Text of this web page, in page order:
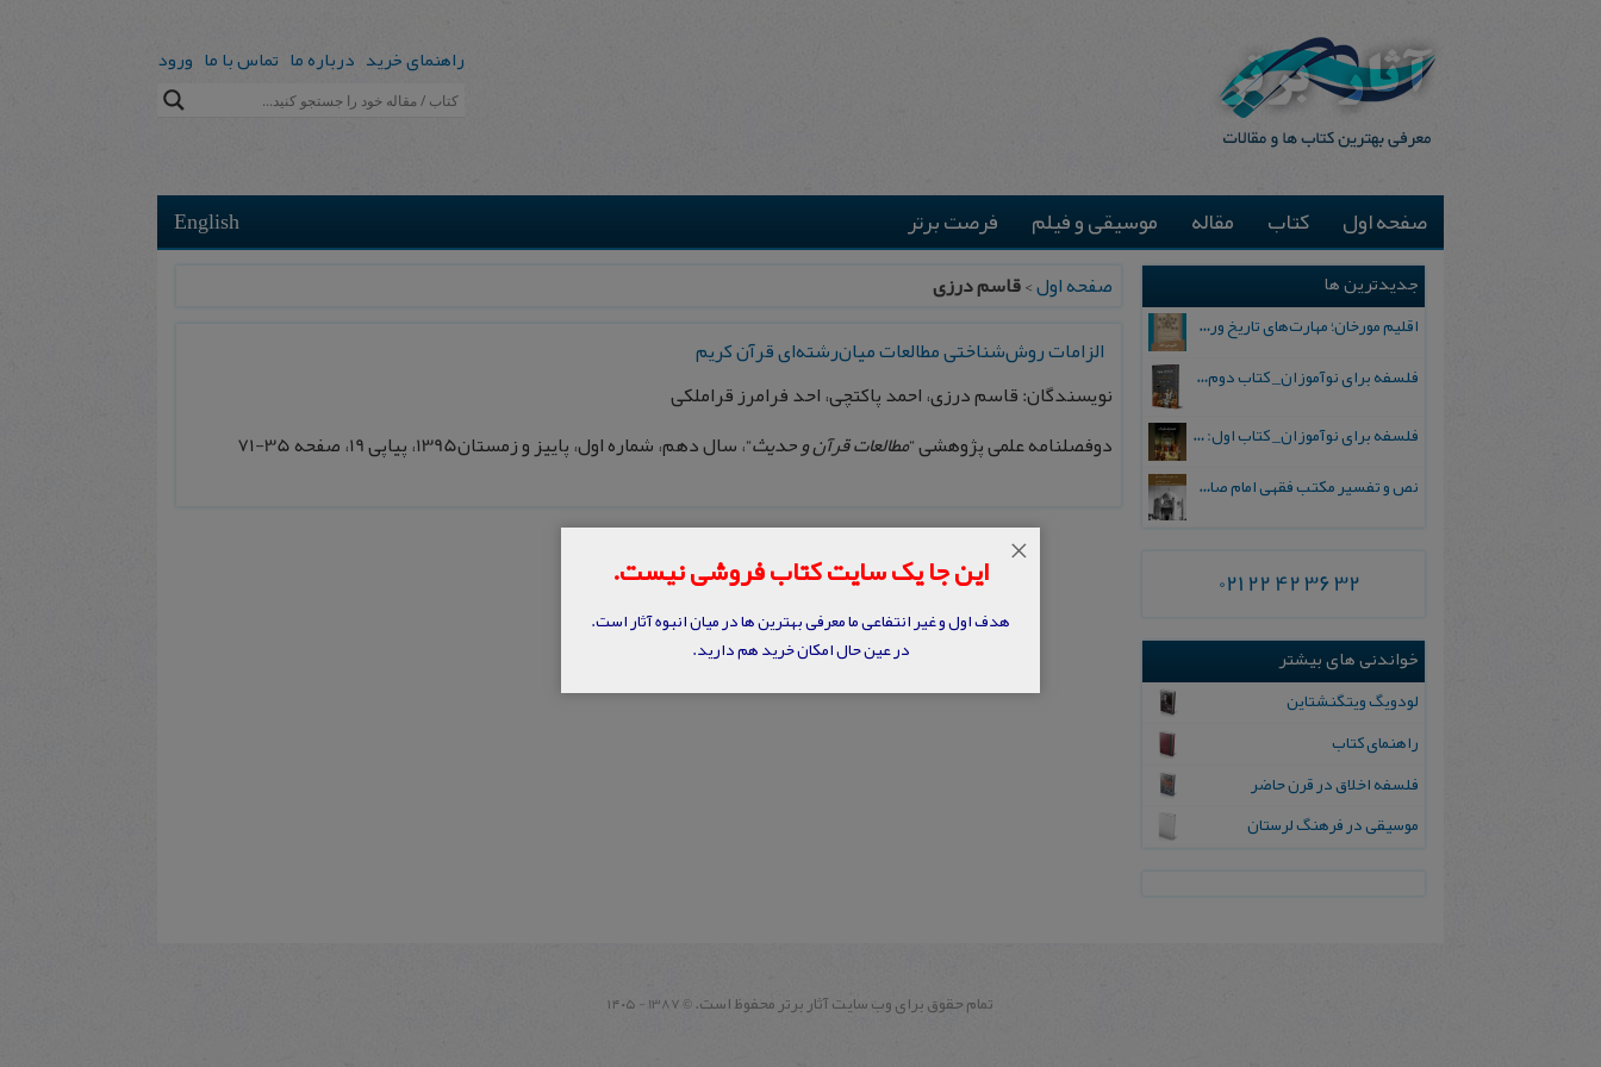
راهنمای خرید درباره ما تماس با ما ورود
English صفحه اول کتاب مقاله موسیقی و فیلم فرصت برتر
صفحه اول>قاسم درزی
الزامات روش‌شناختی مطالعات ميان‌رشته‌ای قرآن كریم
نویسندگان: قاسم درزی، احمد پاکتچی، احد فرامرز قراملکی
دوفصلنامه علمی پژوهشی “مطالعات قرآن و حديث“، سال دهم، شماره اول، پاييز و زمستان1395، پیاپی 19، صفحه 35-71
جدیدترین ها
اقلیم مورخان؛ مهارت‌های تاریخ ورزی علمی
فلسفه برای نوآموزان_ کتاب دوم: پرسش درباره واقعیت و معرفت
فلسفه برای نوآموزان_ کتاب اول: تردید در باورهای رایج
نص و تفسیر مکتب فقهی امام صادق علیه السلام
021 22 42 36 32
خواندنی های بیشتر
لودویگ ویتگنشتاین
راهنمای کتاب
فلسفه‌ اخلاق‌ در قرن‌ حاضر
م‍وس‍ی‍ق‍ی‌ در ف‍ره‍ن‍گ‌ ل‍رس‍ت‍ان‌
این جا یک سایت کتاب فروشی نیست.
هدف اول و غیر انتفاعی ما معرفی بهترین ها در میان انبوه آثار است.
در عین حال امکان خرید هم دارید.
×
تمام حقوق برای وب سايت آثار برتر محفوظ است. ©